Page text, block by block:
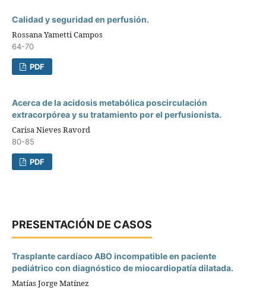
Calidad y seguridad en perfusión.
Rossana Yametti Campos
64-70
PDF
Acerca de la acidosis metabólica poscirculación
extracorpórea y su tratamiento por el perfusionista.
Carisa Nieves Ravord
80-85
PDF
PRESENTACIÓN DE CASOS
Trasplante cardíaco ABO incompatible en paciente
pediátrico con diagnóstico de miocardiopatía dilatada.
Matías Jorge Matínez